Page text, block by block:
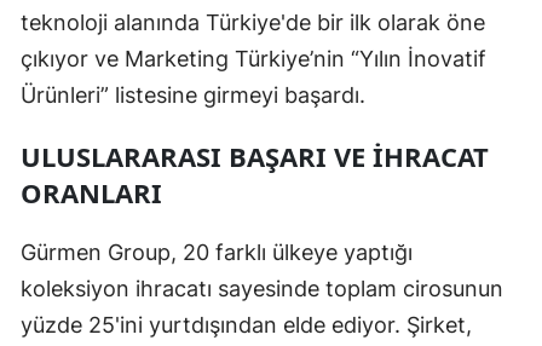
teknoloji alanında Türkiye'de bir ilk olarak öne
çıkıyor ve Marketing Türkiye’nin “Yılın İnovatif
Ürünleri” listesine girmeyi başardı.
ULUSLARARASI BAŞARI VE İHRACAT
ORANLARI
Gürmen Group, 20 farklı ülkeye yaptığı
koleksiyon ihracatı sayesinde toplam cirosunun
yüzde 25'ini yurtdışından elde ediyor. Şirket,